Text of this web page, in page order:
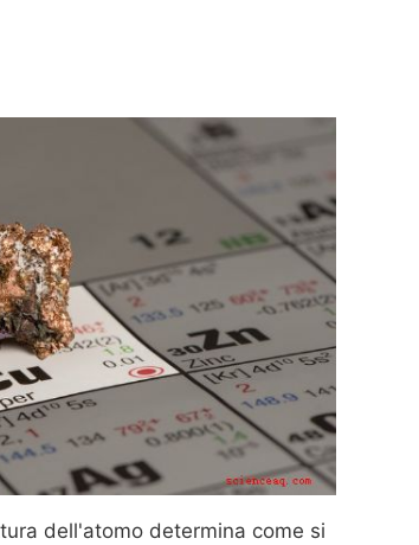
dell'atomo determina come si